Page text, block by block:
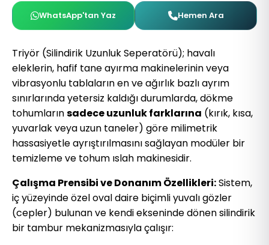
WhatsApp'tan Yaz Hemen Ara
Triyör (Silindirik Uzunluk Seperatörü); havalı
eleklerin, hafif tane ayırma makinelerinin veya
vibrasyonlu tablaların en ve ağırlık bazlı ayrım
sınırlarında yetersiz kaldığı durumlarda, dökme
tohumlarınsadece uzunluk farklarına (kırık, kısa,
yuvarlak veya uzun taneler) göre milimetrik
hassasiyetle ayrıştırılmasını sağlayan modüler bir
temizleme ve tohum ıslah makinesidir.
Çalışma Prensibi ve Donanım Özellikleri:Sistem,
iç yüzeyinde özel oval daire biçimli yuvalı gözler
(cepler) bulunan ve kendi ekseninde dönen silindirik
bir tambur mekanizmasıyla çalışır: